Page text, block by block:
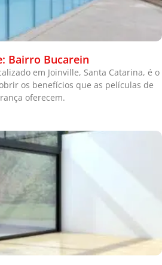
Bairro Bucarein
em Joinville, Santa Catarina, é o
os benefícios que as películas de
oferecem.